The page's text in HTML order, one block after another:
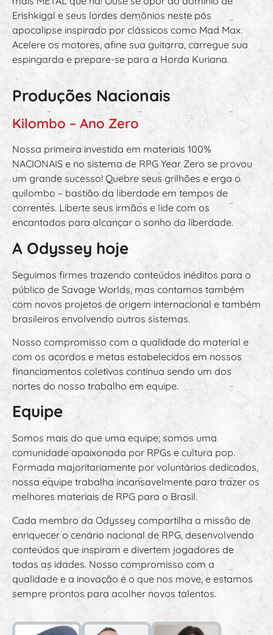
Erishkigal e seus lordes demônios neste pós
apocalipse inspirado por clássicos como Mad Max.
Acelere os motores, afine sua guitarra, carregue sua
espingarda e prepare-se para a Horda Kuriana.
Produções Nacionais
Kilombo – Ano Zero
Nossa primeira investida em materiais 100%
NACIONAIS e no sistema de RPG Year Zero se provou
um grande sucesso! Quebre seus grilhões e erga o
quilombo – bastião da liberdade em tempos de
correntes. Liberte seus irmãos e lide com os
encantados para alcançar o sonho da liberdade.
A Odyssey hoje
Seguimos firmes trazendo conteúdos inéditos para o
público de Savage Worlds, mas contamos também
com novos projetos de origem internacional e também
brasileiros envolvendo outros sistemas.
Nosso compromisso com a qualidade do material e
com os acordos e metas estabelecidos em nossos
financiamentos coletivos continua sendo um dos
nortes do nosso trabalho em equipe.
Equipe
Somos mais do que uma equipe; somos uma
comunidade apaixonada por RPGs e cultura pop.
Formada majoritariamente por voluntários dedicados,
nossa equipe trabalha incansavelmente para trazer os
melhores materiais de RPG para o Brasil.
Cada membro da Odyssey compartilha a missão de
enriquecer o cenário nacional de RPG, desenvolvendo
conteúdos que inspiram e divertem jogadores de
todas as idades. Nosso compromisso com a
qualidade e a inovação é o que nos move, e estamos
sempre prontos para acolher novos talentos.